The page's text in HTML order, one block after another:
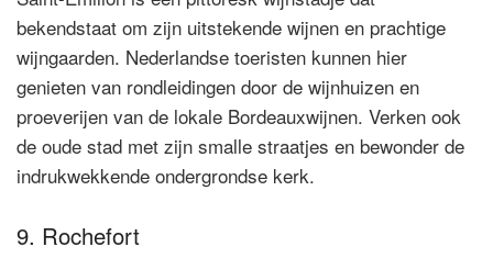
bekendstaat om zijn uitstekende wijnen en prachtige
wijngaarden. Nederlandse toeristen kunnen hier
genieten van rondleidingen door de wijnhuizen en
proeverijen van de lokale Bordeauxwijnen. Verken ook
de oude stad met zijn smalle straatjes en bewonder de
indrukwekkende ondergrondse kerk.
9. Rochefort